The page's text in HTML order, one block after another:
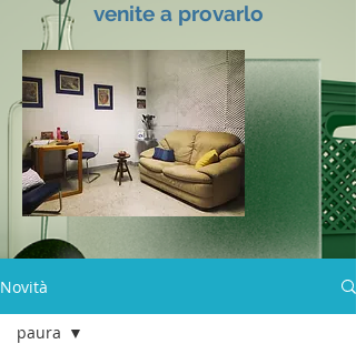
venite a provarlo
Novità
paura